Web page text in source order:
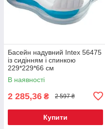
Басейн надувний Intex 56475
із сидінням і спинкою
229*229*66 см
В наявності
2 285,36 ₴ 2 597 ₴
Купити